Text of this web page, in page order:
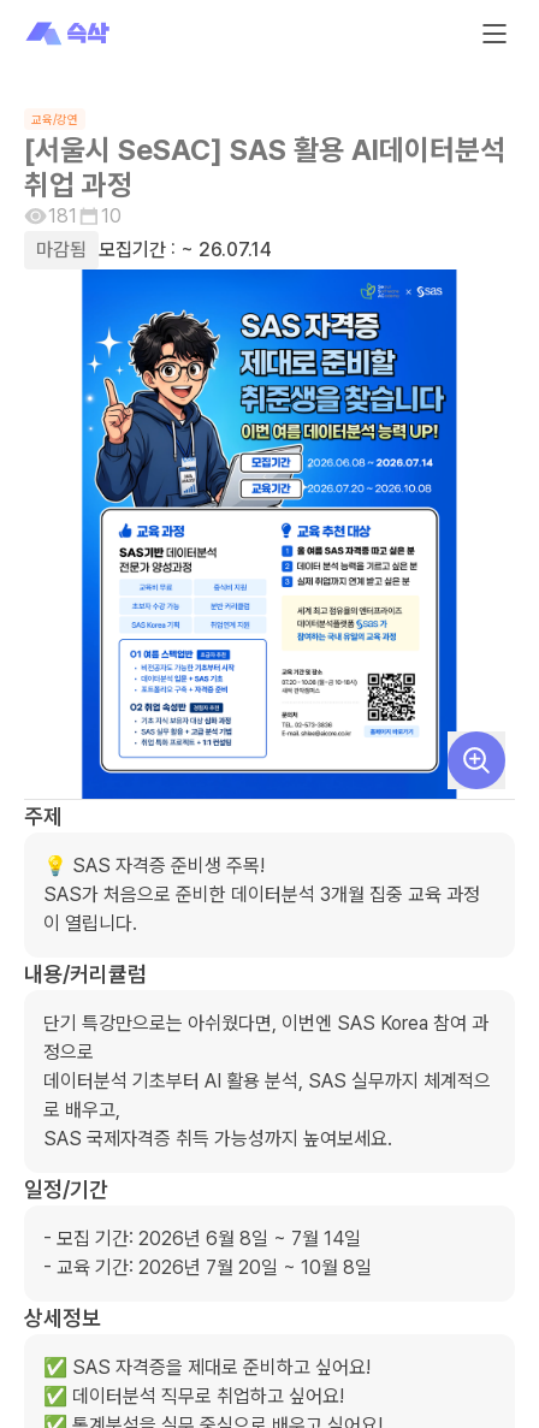
교육/강연
[서울시 SeSAC] SAS 활용 AI데이터분석
취업 과정
181
10
마감됨
모집기간 : ~ 26.07.14
주제
💡 SAS 자격증 준비생 주목!
SAS가 처음으로 준비한 데이터분석 3개월 집중 교육 과정
이 열립니다.
내용/커리큘럼
단기 특강만으로는 아쉬웠다면, 이번엔 SAS Korea 참여 과
정으로
데이터분석 기초부터 AI 활용 분석, SAS 실무까지 체계적으
로 배우고,
SAS 국제자격증 취득 가능성까지 높여보세요.
일정/기간
- 모집 기간: 2026년 6월 8일 ~ 7월 14일
- 교육 기간: 2026년 7월 20일 ~ 10월 8일
상세정보
✅ SAS 자격증을 제대로 준비하고 싶어요!
✅ 데이터분석 직무로 취업하고 싶어요!